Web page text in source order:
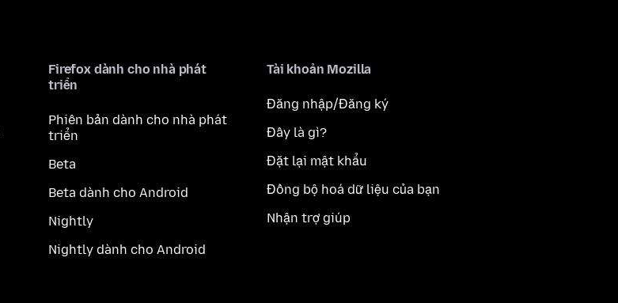
Firefox dành cho nhà phát
triển
Phiên bản dành cho nhà phát
triển
Beta
Beta dành cho Android
Nightly
Nightly dành cho Android
Tài khoản Mozilla
Đăng nhập/Đăng ký
Đây là gì?
Đặt lại mật khẩu
Đồng bộ hoá dữ liệu của bạn
Nhận trợ giúp